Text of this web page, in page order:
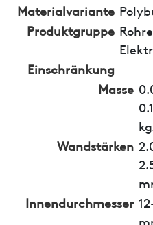
Materialvariante
Produktgruppe
Einschränkung
Masse
Wandstärken
Innendurchmesser